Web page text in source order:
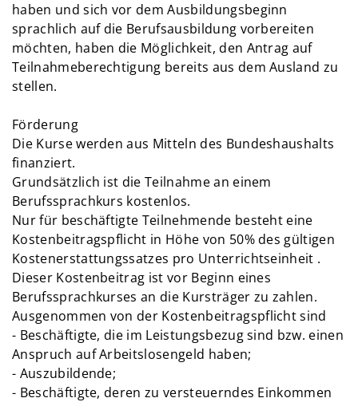
haben und sich vor dem Ausbildungsbeginn
sprachlich auf die Berufsausbildung vorbereiten
möchten, haben die Möglichkeit, den Antrag auf
Teilnahmeberechtigung bereits aus dem Ausland zu
stellen.
Förderung
Die Kurse werden aus Mitteln des Bundeshaushalts
finanziert.
Grundsätzlich ist die Teilnahme an einem
Berufssprachkurs kostenlos.
Nur für beschäftigte Teilnehmende besteht eine
Kostenbeitragspflicht in Höhe von 50% des gültigen
Kostenerstattungssatzes pro Unterrichtseinheit .
Dieser Kostenbeitrag ist vor Beginn eines
Berufssprachkurses an die Kursträger zu zahlen.
Ausgenommen von der Kostenbeitragspflicht sind
- Beschäftigte, die im Leistungsbezug sind bzw. einen
Anspruch auf Arbeitslosengeld haben;
- Auszubildende;
- Beschäftigte, deren zu versteuerndes Einkommen